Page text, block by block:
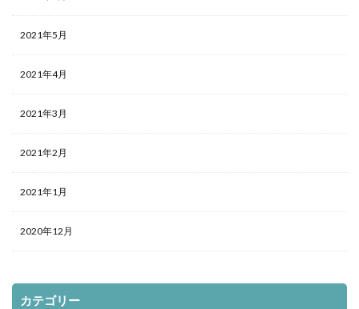
2021年5月
2021年4月
2021年3月
2021年2月
2021年1月
2020年12月
カテゴリー